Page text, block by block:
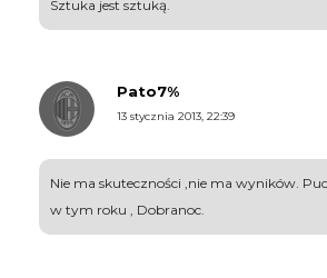
Sztuka jest sztuką.
Pato7%
13 stycznia 2013, 22:39
Nie ma skuteczności ,nie ma wyników.
w tym roku , Dobranoc.